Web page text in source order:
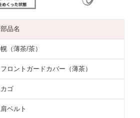
部品名
幌（薄茶/茶）
フロントガードカバー（薄茶）
カゴ
肩ベルト